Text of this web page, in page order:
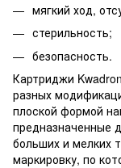
мягкий ход,
стерильность;
безопасность.
Картриджи
разных
плоской формой
предназначенные
больших и мелких
маркировку, по